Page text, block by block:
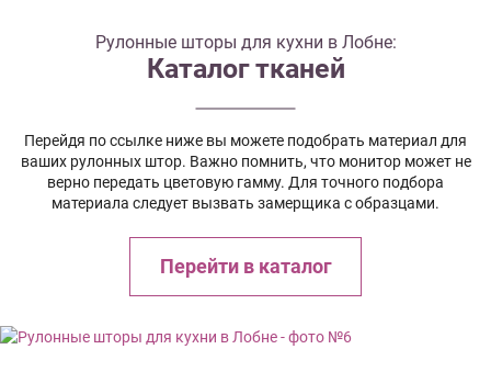
Рулонные шторы для кухни в Лобне:
Каталог тканей
Перейдя по ссылке ниже вы можете подобрать материал для
ваших рулонных штор. Важно помнить, что монитор может не
верно передать цветовую гамму. Для точного подбора
материала следует вызвать замерщика с образцами.
Перейти в каталог